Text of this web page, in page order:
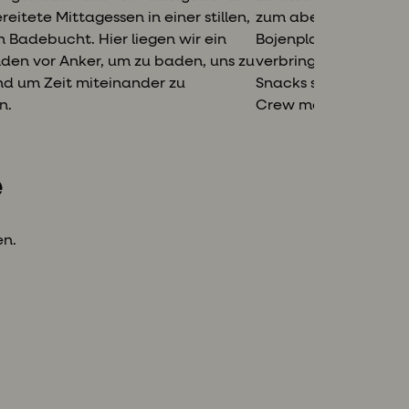
Mittagessen in einer stillen,
Badebucht. Hier liegen wir ein
vor Anker, um zu baden, uns zu
um Zeit miteinander zu
zum abendlichen
Bojenplatz, an dem
verbringen. Im
Snacks serviert, und
Crew mehr über die